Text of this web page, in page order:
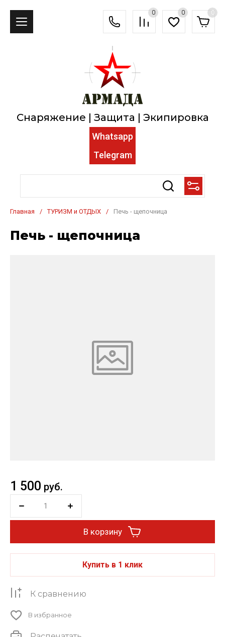
0 0 0
Снаряжение | Защита | Экипировка
Whatsapp
Telegram
Главная / ТУРИЗМ и ОТДЫХ / Печь - щепочница
Печь - щепочница
1 500 руб.
В корзину
Купить в 1 клик
К сравнению
В избранное